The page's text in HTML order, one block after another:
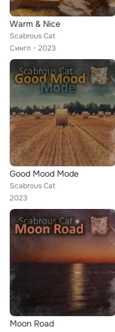
Warm & Nice
Scabrous Cat
Сингл
2023
Good Mood Mode
Scabrous Cat
2023
Moon Road